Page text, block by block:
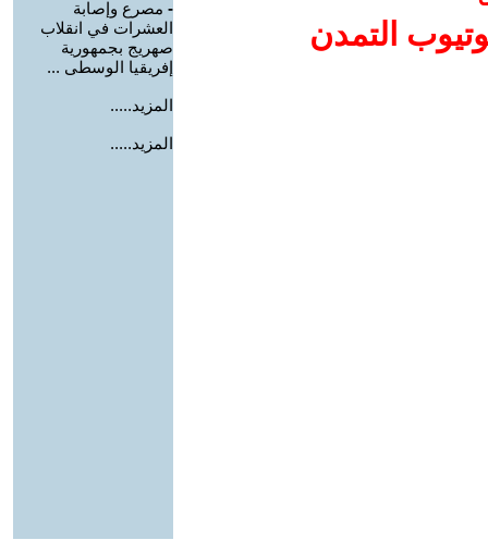
التمدن
- مصرع وإصابة
العشرات في انقلاب
صهريج بجمهورية
إفريقيا الوسطى ...
المزيد.....
المزيد.....